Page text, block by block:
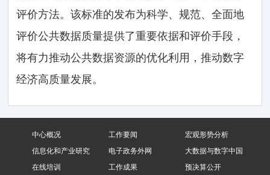
评价方法。该标准的发布为科学、规范、全面地
评价公共数据质量提供了重要依据和评价手段，
将有力推动公共数据资源的优化利用，推动数字
经济高质量发展。
中心概况 工作要闻
宏观形势分析
信息化和产业研究
电子政务外网
大数据与数字中国
在线培训
工作成果 预决算公开